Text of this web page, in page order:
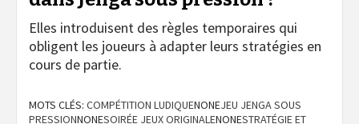
Elles introduisent des règles temporaires qui
obligent les joueurs à adapter leurs stratégies en
cours de partie.
MOTS CLÉS: COMPÉTITION LUDIQUENONEJEU JENGA SOUS
PRESSIONNONESOIRÉE JEUX ORIGINALENONESTRATÉGIE ET